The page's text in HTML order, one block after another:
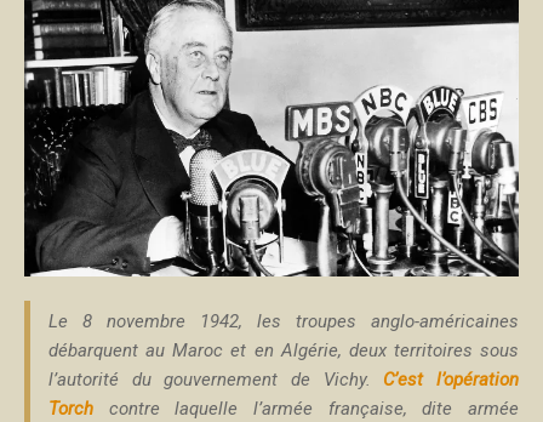
Le 8 novembre 1942, les troupes anglo-américaines
débarquent au Maroc et en Algérie, deux territoires sous
l’autorité du gouvernement de Vichy. C’est l’opération
Torch contre laquelle l’armée française, dite armée